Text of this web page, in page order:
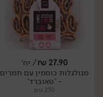
27.90
₪/ יח׳
מגולגלות כוסמין עם תמרים
- 'טאוברד'
250 גרם